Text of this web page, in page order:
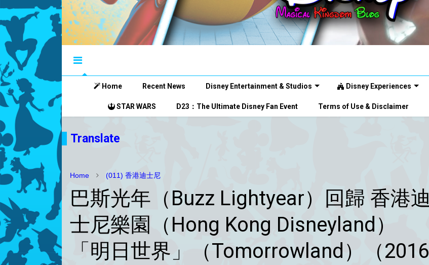
Home Recent News Disney Entertainment & Studios Disney Experiences
STAR WARS D23：The Ultimate Disney Fan Event Terms of Use & Disclaimer
Translate
Home (011) 香港迪士尼
巴斯光年（Buzz Lightyear）回歸 香港迪
士尼樂園（Hong Kong Disneyland）
「明日世界」（Tomorrowland）（2016